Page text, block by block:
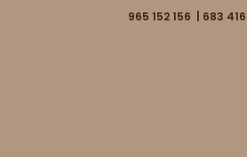
965 152 156 | 683